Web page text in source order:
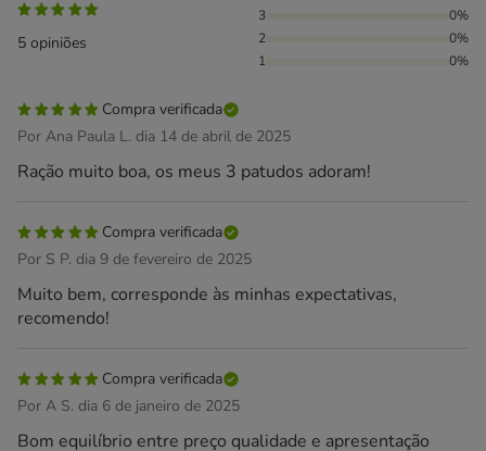
5 opiniões
3
0%
2
0%
1
0%
Compra verificada
Por Ana Paula L. dia 14 de abril de 2025
Ração muito boa, os meus 3 patudos adoram!
Compra verificada
Por S P. dia 9 de fevereiro de 2025
Muito bem, corresponde às minhas expectativas,
recomendo!
Compra verificada
Por A S. dia 6 de janeiro de 2025
Bom equilíbrio entre preço qualidade e apresentação